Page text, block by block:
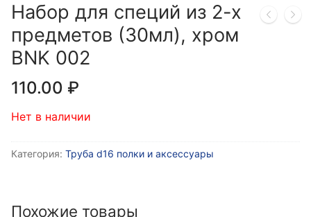
Набор для специй из 2-х
предметов (30мл), хром
BNK 002
110.00 ₽
Нет в наличии
Категория: Труба d16 полки и аксессуары
Похожие товары